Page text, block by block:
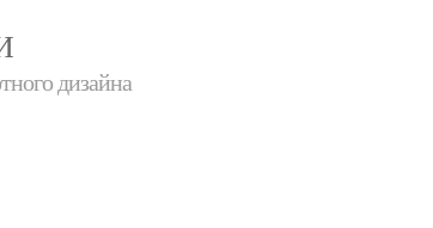
дизайна